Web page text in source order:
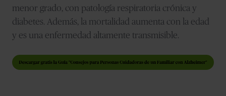
menor grado, con patología respiratoria crónica y
diabetes. Además, la mortalidad aumenta con la edad
y es una enfermedad altamente transmisible.